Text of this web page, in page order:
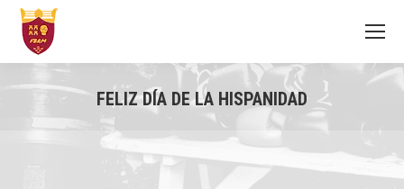
FELIZ DÍA DE LA HISPANIDAD
You are here: